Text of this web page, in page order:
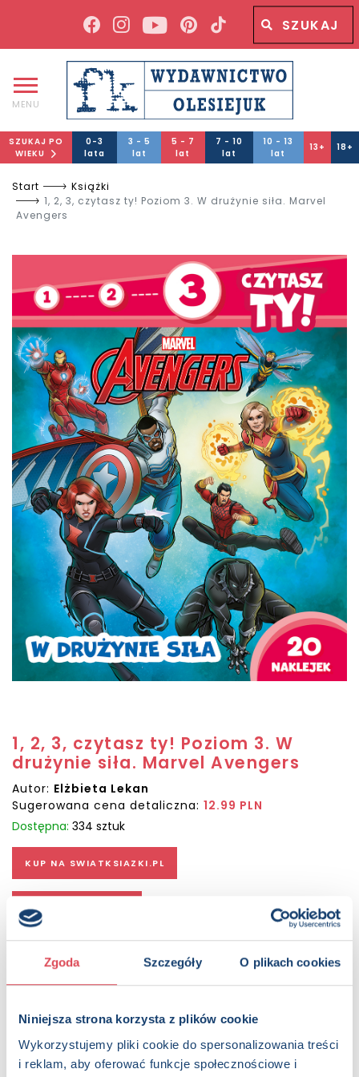
Zgoda Szczegóły O plikach cookies
Niniejsza strona korzysta z plików cookie
Wykorzystujemy pliki cookie do spersonalizowania treści
i reklam, aby oferować funkcje społecznościowe i
Wyszukiwana fraza
MENU
SZUKAJ PO
WIEKU
0-3
lata
3 - 5
lat
5 - 7
lat
7 - 10
lat
10 - 13
lat
13+ 18+
Start
Książki
1, 2, 3, czytasz ty! Poziom 3. W drużynie siła. Marvel
Avengers
1, 2, 3, czytasz ty! Poziom 3. W
drużynie siła. Marvel Avengers
Autor: Elżbieta Lekan
Sugerowana cena detaliczna: 12.99 PLN
Dostępna: 334 sztuk
KUP NA SWIATKSIAZKI.PL
KUP NA KSIAZKI.PL
naukę czytania od prostych sylab otwartych po
skomplikowane wyrazy. W środku znajdują się zadania
sprawdzające poziom rozumienia tekstu oraz naklejki z
bajkowymi bohaterami. Każda czytanka opowiada o